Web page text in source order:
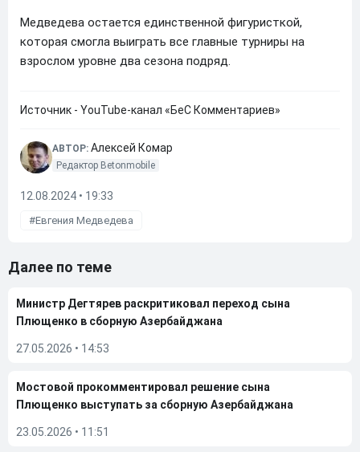
Медведева остается единственной фигуристкой,
которая смогла выиграть все главные турниры на
взрослом уровне два сезона подряд.
Источник - YouTube-канал «БеС Комментариев»
АВТОР: Алексей Комар
Редактор Betonmobile
12.08.2024 • 19:33
Евгения Медведева
Далее по теме
Министр Дегтярев раскритиковал переход сына
Плющенко в сборную Азербайджана
27.05.2026 • 14:53
Мостовой прокомментировал решение сына
Плющенко выступать за сборную Азербайджана
23.05.2026 • 11:51